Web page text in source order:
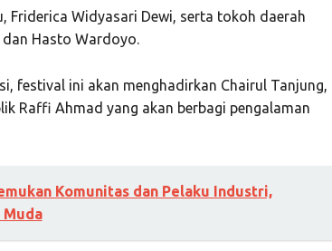
Friderica Widyasari Dewi, serta tokoh daerah
dan Hasto Wardoyo.
festival ini akan menghadirkan Chairul Tanjung,
Raffi Ahmad yang akan berbagi pengalaman
Komunitas dan Pelaku Industri,